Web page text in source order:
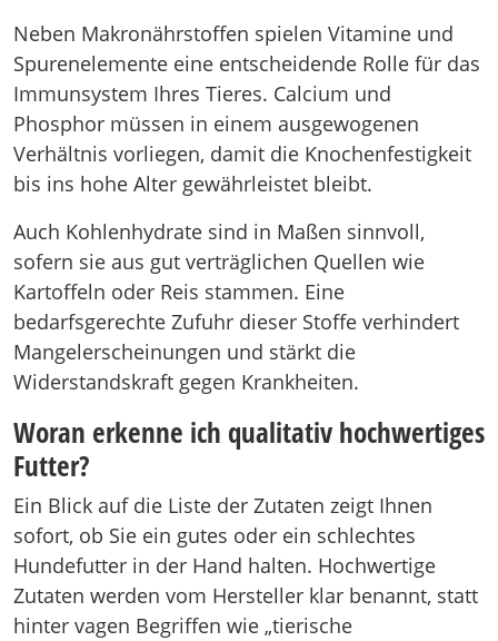
Neben Makronährstoffen spielen Vitamine und
Spurenelemente eine entscheidende Rolle für das
Immunsystem Ihres Tieres. Calcium und
Phosphor müssen in einem ausgewogenen
Verhältnis vorliegen, damit die Knochenfestigkeit
bis ins hohe Alter gewährleistet bleibt.
Auch Kohlenhydrate sind in Maßen sinnvoll,
sofern sie aus gut verträglichen Quellen wie
Kartoffeln oder Reis stammen. Eine
bedarfsgerechte Zufuhr dieser Stoffe verhindert
Mangelerscheinungen und stärkt die
Widerstandskraft gegen Krankheiten.
Woran erkenne ich qualitativ hochwertiges
Futter?
Ein Blick auf die Liste der Zutaten zeigt Ihnen
sofort, ob Sie ein gutes oder ein schlechtes
Hundefutter in der Hand halten. Hochwertige
Zutaten werden vom Hersteller klar benannt, statt
hinter vagen Begriffen wie „tierische